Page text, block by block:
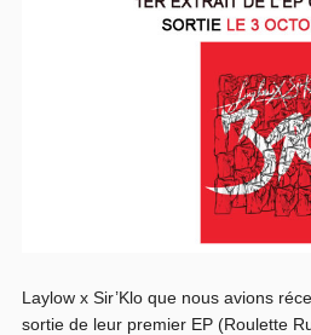
Laylow x Sir’Klo que nous avions
sortie de leur premier EP (Roulette